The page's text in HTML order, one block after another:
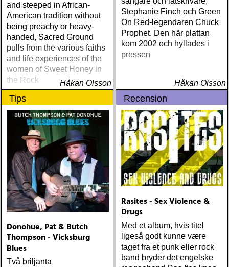
Lonely World (Trainwreck)
Nick Cave & The Bad
Seeds Push The Sky Away
(Bad Seed) Andi Almqvist
Warsaw Holiday (Rootsy)
Townes Van Zandt
Unheard Studio Sessions &
Demos 1971-1972
(Omnivore) Naturligtvis
borde alla årets Rootsy-
plattor vara med på listan,
men jag har istället valt att
bara lista de plattor jag
lyssnat på väsentligt mycket
mer än vad tjänsten kräver
and steeped in African-
American tradition without
being preachy or heavy-
handed, Sacred Ground
pulls from the various faiths
and life experiences of the
women of Sweet Honey in
the Rock
Håkan Olsson
Stephanie Finch och Green
On Red-legendaren Chuck
Prophet. Den här plattan
kom 2002 och hyllades i
pressen
Håkan Olsson
Tips
Donohue, Pat & Butch
Thompson - Vicksburg
Blues
Två briljanta
Recension
Rasites - Sex Violence &
Drugs
Med et album, hvis titel
ligeså godt kunne være
taget fra et punk eller rock
band bryder det engelske